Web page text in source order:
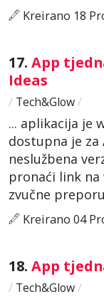
Kreirano 18
17. App
Ideas
/ Tech&Glow/
... aplikacija je
dostupna je za
neslužbena
pronaći link na
zvučne
Kreirano 04
18. App
/ Tech&Glow/